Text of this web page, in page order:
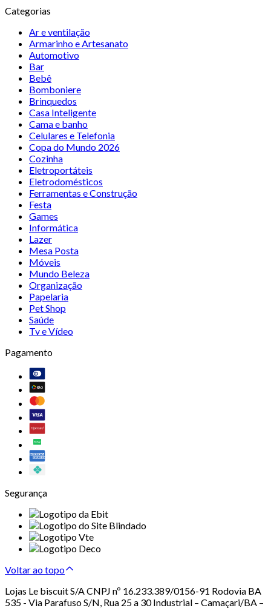
Categorias
Ar e ventilação
Armarinho e Artesanato
Automotivo
Bar
Bebê
Bomboniere
Brinquedos
Casa Inteligente
Cama e banho
Celulares e Telefonia
Copa do Mundo 2026
Cozinha
Eletroportáteis
Eletrodomésticos
Ferramentas e Construção
Festa
Games
Informática
Lazer
Mesa Posta
Móveis
Mundo Beleza
Organização
Papelaria
Pet Shop
Saúde
Tv e Vídeo
Pagamento
Segurança
Voltar ao topo
Lojas Le biscuit S/A CNPJ nº 16.233.389/0156-91 Rodovia BA
535 - Via Parafuso S/N, Rua 25 a 30 Industrial – Camaçari/BA –